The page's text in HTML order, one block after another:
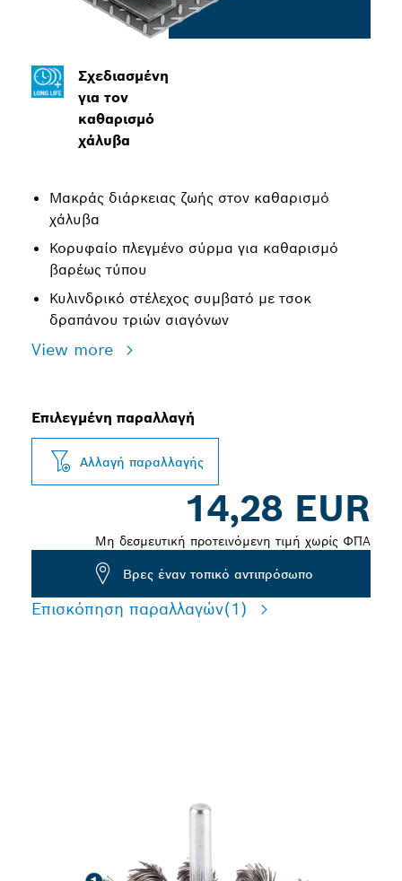
Σχεδιασμένη
για τον
καθαρισμό
χάλυβα
Μακράς διάρκειας ζωής στον καθαρισμό
χάλυβα
Κορυφαίο πλεγμένο σύρμα για καθαρισμό
βαρέως τύπου
Κυλινδρικό στέλεχος συμβατό με τσοκ
δραπάνου τριών σιαγόνων
View more
Επιλεγμένη παραλλαγή
Αλλαγή παραλλαγής
14,28 EUR
Μη δεσμευτική προτεινόμενη τιμή χωρίς ΦΠΑ
Βρες έναν τοπικό αντιπρόσωπο
Επισκόπηση παραλλαγών(1)